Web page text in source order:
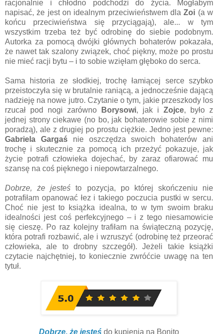
racjonalnie i chłodno podchodzi do życia. Mogłabym
napisać, że jest on idealnym przeciwieństwem dlaZoi (a w
końcu przeciwieństwa się przyciągają), ale... w tym
wszystkim trzeba też być odrobinę do siebie podobnym.
Autorka za pomocą dwójki głównych bohaterów pokazała,
że nawet tak szalony związek, choć piękny, może po prostu
nie mieć racji bytu – i to sobie wzięłam głęboko do serca.
Sama historia ze słodkiej, trochę łamiącej serce szybko
przeistoczyła się w brutalnie raniącą, a jednocześnie dającą
nadzieję na nowe jutro. Czytanie o tym, jakie przeszkody los
rzucał pod nogi zarówno
Borysowi, jak i Zojce, było z
jednej strony ciekawe (no bo, jak bohaterowie sobie z nimi
poradzą), ale z drugiej po prostu ciężkie. Jedno jest pewne:
Gabriela Gargaśnie oszczędza swoich bohaterów ani
trochę i skutecznie za pomocą ich przeżyć pokazuje, jak
życie potrafi człowieka dojechać, by zaraz ofiarować mu
szansę na coś pięknego i niepowtarzalnego.
Dobrze, że jesteś to pozycja, po której skończeniu nie
potrafiłam opanować łez i takiego poczucia pustki w sercu.
Choć nie jest to książka idealna, to w tym swoim braku
idealności jest coś perfekcyjnego – i z tego niesamowicie
się cieszę. Po raz kolejny trafiłam na świąteczną pozycję,
która potrafi rozbawić, ale i wzruszyć (odrobinę też przeorać
człowieka, ale to drobny szczegół). Jeżeli takie książki
czytacie najchętniej, to koniecznie zwróćcie uwagę na ten
tytuł.
Dobrze, że jesteś do kupienia na Bonito